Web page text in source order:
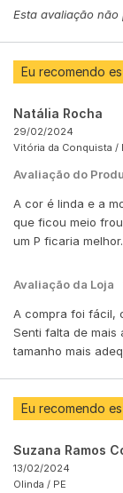
Esta avaliação não
Eu recomendo
Natália Rocha
29/02/2024
Vitória da Conquista /
Avaliação do
A cor é linda e a
que ficou meio
um P ficaria melhor.
Avaliação da Loja
A compra foi fácil,
Senti falta de mais
tamanho mais
Eu recomendo
Suzana Ramos
13/02/2024
Olinda / PE